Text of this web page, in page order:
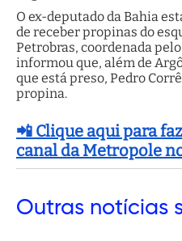
O ex-deputado da Bahia
de receber propinas do
Petrobras, coordenada
informou que, além de
que está preso, Pedro
propina.
📲 Clique aqui para
canal da Metropole
Outras notícias